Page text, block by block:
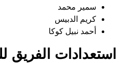
سمير محمد
كريم الدبيس
أحمد نبيل كوكا
استعدادات الفريق